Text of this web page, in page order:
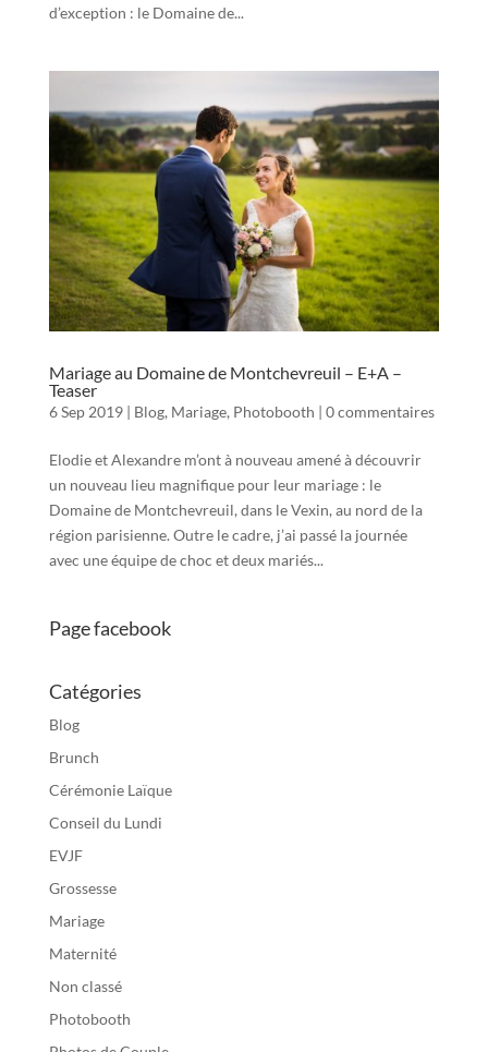
d’exception : le Domaine de...
Mariage au Domaine de Montchevreuil – E+A –
Teaser
6 Sep 2019| Blog, Mariage, Photobooth | 0 commentaires
Elodie et Alexandre m’ont à nouveau amené à découvrir
un nouveau lieu magnifique pour leur mariage : le
Domaine de Montchevreuil, dans le Vexin, au nord de la
région parisienne. Outre le cadre, j’ai passé la journée
avec une équipe de choc et deux mariés...
Page facebook
Catégories
Blog
Brunch
Cérémonie Laïque
Conseil du Lundi
EVJF
Grossesse
Mariage
Maternité
Non classé
Photobooth